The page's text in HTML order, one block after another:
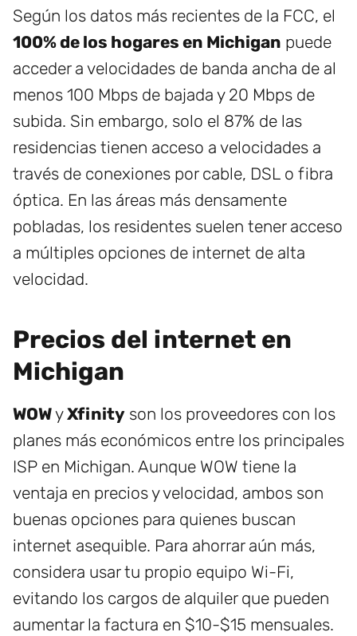
Según los datos más recientes de la FCC, el
100% de los hogares en Michigan puede
acceder a velocidades de banda ancha de al
menos 100 Mbps de bajada y 20 Mbps de
subida. Sin embargo, solo el 87% de las
residencias tienen acceso a velocidades a
través de conexiones por cable, DSL o fibra
óptica. En las áreas más densamente
pobladas, los residentes suelen tener acceso
a múltiples opciones de internet de alta
velocidad.
Precios del internet en
Michigan
WOWyXfinity son los proveedores con los
planes más económicos entre los principales
ISP en Michigan. Aunque WOW tiene la
ventaja en precios y velocidad, ambos son
buenas opciones para quienes buscan
internet asequible. Para ahorrar aún más,
considera usar tu propio equipo Wi-Fi,
evitando los cargos de alquiler que pueden
aumentar la factura en $10-$15 mensuales.